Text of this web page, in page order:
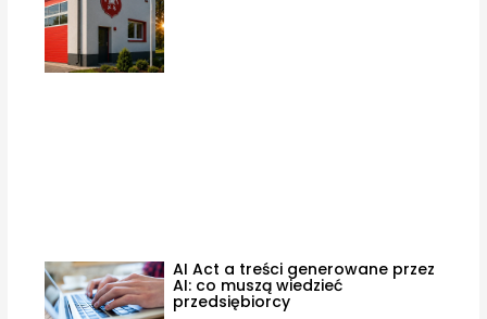
AI Act a treści generowane przez
AI: co muszą wiedzieć
przedsiębiorcy